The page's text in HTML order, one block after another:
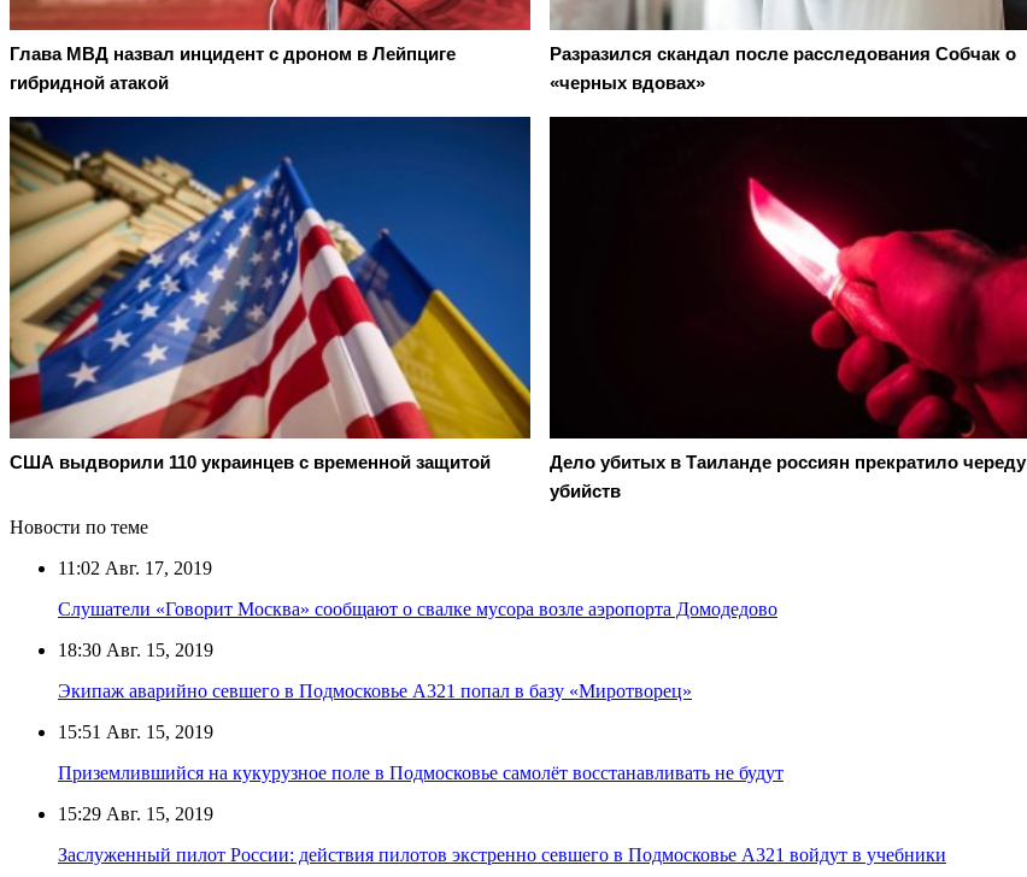
Глава МВД назвал инцидент с дроном в Лейпциге
гибридной атакой
Разразился скандал после расследования Собчак о
«черных вдовах»
США выдворили 110 украинцев с временной защитой
Дело убитых в Таиланде россиян прекратило череду
убийств
Новости по теме
11:02 Авг. 17, 2019
Слушатели «Говорит Москва» сообщают о свалке мусора возле аэропорта Домодедово
18:30 Авг. 15, 2019
Экипаж аварийно севшего в Подмосковье А321 попал в базу «Миротворец»
15:51 Авг. 15, 2019
Приземлившийся на кукурузное поле в Подмосковье самолёт восстанавливать не будут
15:29 Авг. 15, 2019
Заслуженный пилот России: действия пилотов экстренно севшего в Подмосковье А321 войдут в учебники